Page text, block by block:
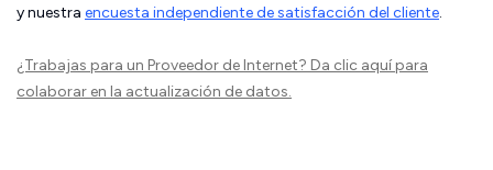
y nuestra encuesta independiente de satisfacción del cliente.
¿Trabajas para un Proveedor de Internet? Da clic aquípara
colaborar en la actualización de datos.